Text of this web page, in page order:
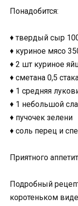
Понадобится:
♦ твердый сыр
♦ куриное мясо
♦ 2 шт куриное
♦ сметана 0,5
♦ 1 средняя
♦ 1 небольшой
♦ пучочек зелени
♦ соль перец и
Приятного
Подробный
коротеньком